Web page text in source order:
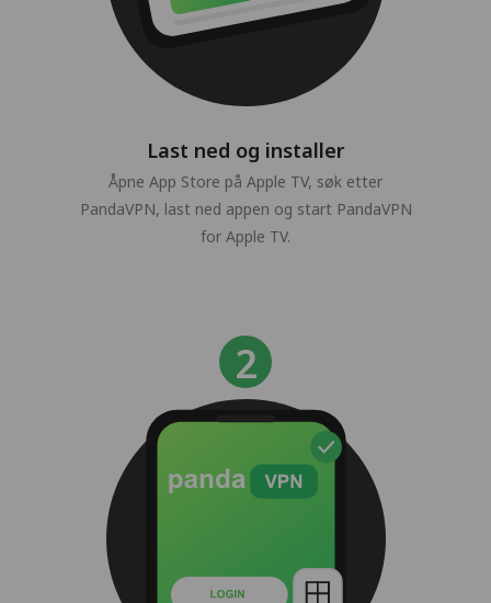
Last ned og installer
Åpne App Store på Apple TV, søk etter
PandaVPN, last ned appen og start PandaVPN
for Apple TV.